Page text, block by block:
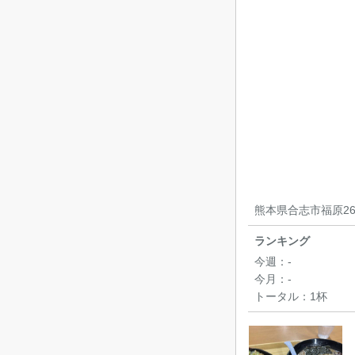
熊本県合志市福原
ランキング
今週： -
今月： -
トータル： 1杯